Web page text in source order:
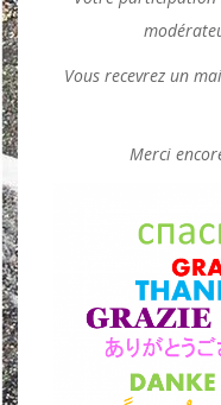
Vous recevrez un
Merci